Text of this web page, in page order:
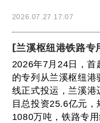
2026.07.27 17:07
[兰溪枢纽港铁路专
2026年7月24日，首
的专列从兰溪枢纽港
线正式投运，兰溪港
目总投资25.6亿元
1080万吨，铁路专